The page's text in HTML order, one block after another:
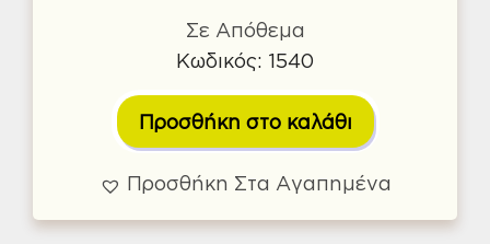
Σε Απόθεμα
Κωδικός: 1540
Προσθήκη στο καλάθι
Προσθήκη Στα Αγαπημένα